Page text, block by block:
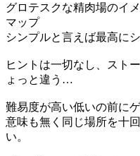
グロテスクな精肉場のイ
マップ
シンプルと言えば最高にシ
ヒントは一切なし、スト
ょっと違う…
難易度が高い低いの前に
意味も無く同じ場所を十
い。